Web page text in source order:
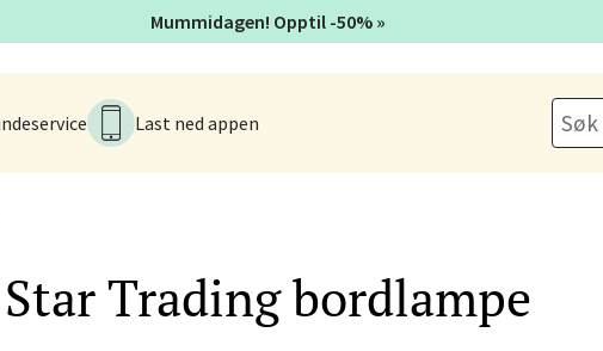
Last ned appen
Star Tradingbordlampe
Mummidagen! Opptil -50% »
- Alti Førde
10-18